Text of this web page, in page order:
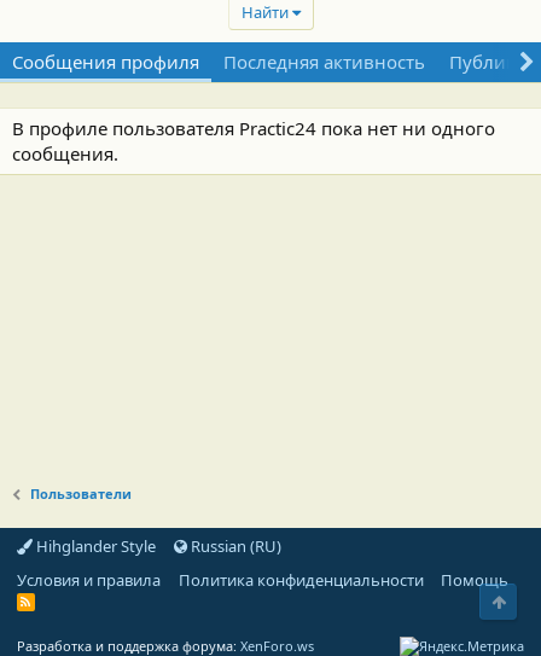
Найти
Сообщения профиля Последняя активность
В профиле пользователя Practic24 пока нет ни одного
сообщения.
Пользователи
Hihglander Style
Russian (RU)
Условия и правила
Политика конфиденциальности Помощь
R
Разработка и поддержка форума: XenForo.ws